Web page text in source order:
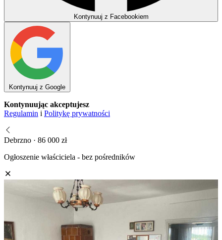
Kontynuuj z Facebookiem
Kontynuuj z Google
Kontynuując akceptujesz
Regulamin i Politykę prywatności
Debrzno · 86 000 zł
Ogłoszenie właściciela - bez pośredników